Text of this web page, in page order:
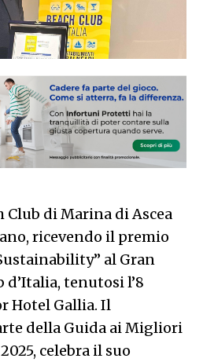
Club di Marina di Ascea
ricevendo il premio
al Gran
d’Italia, tenutosi l’8
Hotel Gallia. Il
della Guida ai Migliori
celebra il suo